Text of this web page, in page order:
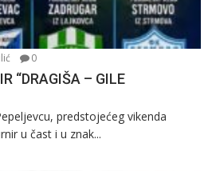
0
“DRAGIŠA – GILE
predstojećeg vikenda
u čast i u znak...